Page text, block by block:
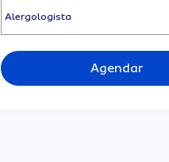
Agendar